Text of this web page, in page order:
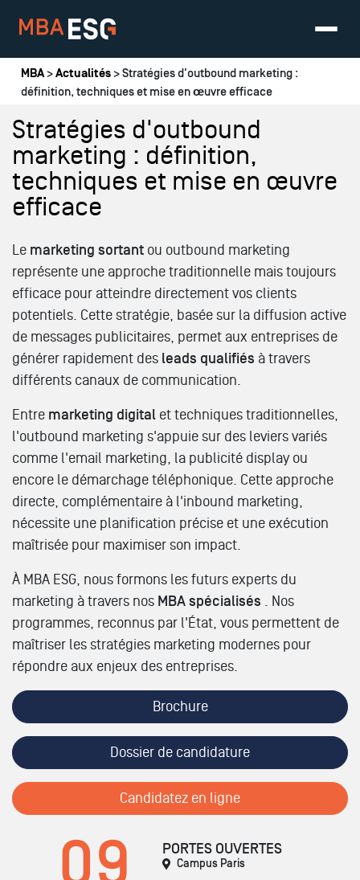
Vous êtes ici
MBA>Actualités > Stratégies d'outbound marketing :
définition, techniques et mise en œuvre efficace
Stratégies d'outbound
marketing : définition,
techniques et mise en œuvre
efficace
Le marketing sortant ou outbound marketing
représente une approche traditionnelle mais toujours
efficace pour atteindre directement vos clients
potentiels. Cette stratégie, basée sur la diffusion active
de messages publicitaires, permet aux entreprises de
générer rapidement des leads qualifiés à travers
différents canaux de communication.
Entre marketing digital et techniques traditionnelles,
l'outbound marketing s'appuie sur des leviers variés
comme l'email marketing, la publicité display ou
encore le démarchage téléphonique. Cette approche
directe, complémentaire à l'inbound marketing,
nécessite une planification précise et une exécution
maîtrisée pour maximiser son impact.
À MBA ESG, nous formons les futurs experts du
marketing à travers nos MBA spécialisés . Nos
programmes, reconnus par l'État, vous permettent de
maîtriser les stratégies marketing modernes pour
répondre aux enjeux des entreprises.
Brochure
Dossier de candidature
Candidatez en ligne
PORTES OUVERTES
Campus Paris